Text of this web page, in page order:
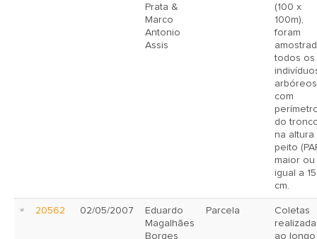
Prata &
Marco
Antonio
Assis
(100 x
100m),
foram
todos os
arbóreos
com
do
na altura
peito
maior ou
igual a 15
cm.
20562 02/05/2007
Eduardo
Magalhães
Borges
Parcela
Coletas
ao longo